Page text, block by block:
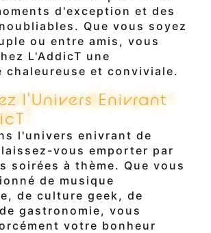
d'exception et des
Que vous soyez
ou entre amis, vous
L'AddicT une
chaleureuse et conviviale.
l'Univers Enivrant
l'univers enivrant de
vous emporter par
soirées à thème. Que vous
de musique
de culture geek, de
gastronomie, vous
votre bonheur